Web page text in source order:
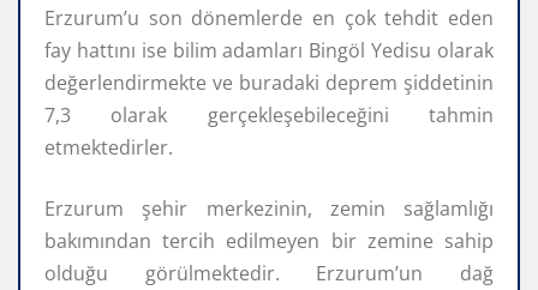
Erzurum’u son dönemlerde en çok tehdit eden
fay hattını ise bilim adamları Bingöl Yedisu olarak
değerlendirmekte ve buradaki deprem şiddetinin
7,3 olarak gerçekleşebileceğini tahmin
etmektedirler.
Erzurum şehir merkezinin, zemin sağlamlığı
bakımından tercih edilmeyen bir zemine sahip
olduğu görülmektedir. Erzurum’un dağ